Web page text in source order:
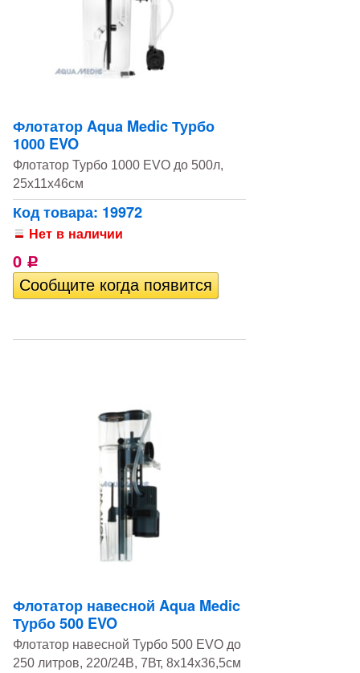
Флотатор Aqua Medic Турбо
1000 EVO
Флотатор Турбо 1000 EVO до 500л,
25х11х46см
Код товара: 19972
Нет в наличии
0 Р
Флотатор навесной Aqua Medic
Турбо 500 EVO
Флотатор навесной Турбо 500 EVO до
250 литров, 220/24В, 7Вт, 8х14х36,5см